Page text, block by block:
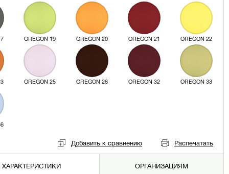
OREGON 19 OREGON 20 OREGON 21 OREGON 22
OREGON 25 OREGON 26 OREGON 32 OREGON 33
Добавить к сравнению Распечатать
ХАРАКТЕРИСТИКИ ОРГАНИЗАЦИЯМ